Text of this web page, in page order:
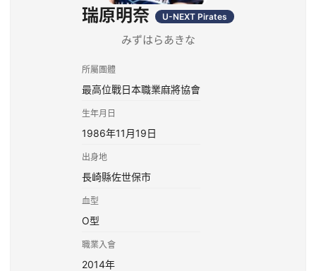
瑞原明奈 U-NEXT Pirates
みずはらあきな
所屬團體
最高位戰日本職業麻將協會
生年月日
1986年11月19日
出身地
長崎縣佐世保市
血型
O型
職業入會
2014年